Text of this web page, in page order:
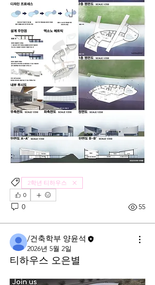
2학년 티하우스
0
0 55
/건축학부 양윤석
2026년 5월 2일
티하우스 오은별